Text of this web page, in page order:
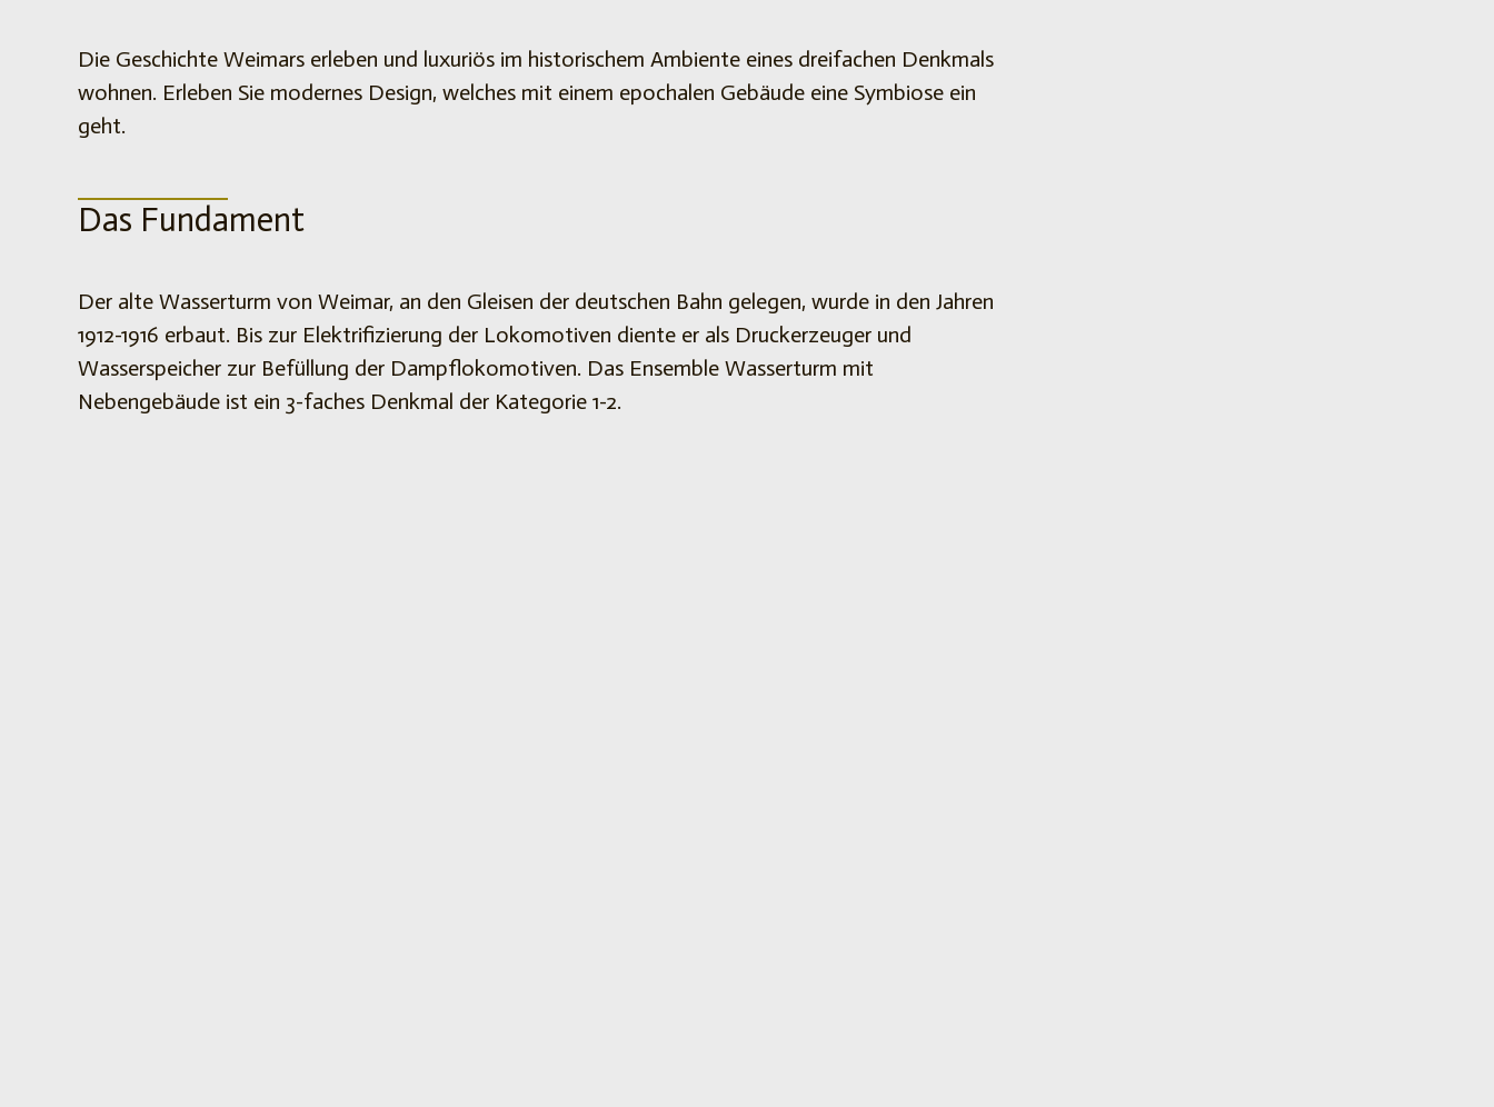
Die Geschichte Weimars erleben und luxuriös im historischem Ambiente eines dreifachen Denkmals
wohnen. Erleben Sie modernes Design, welches mit einem epochalen Gebäude eine Symbiose ein
geht.
Das Fundament
Der alte Wasserturm von Weimar, an den Gleisen der deutschen Bahn gelegen, wurde in den Jahren
1912-1916 erbaut. Bis zur Elektrifizierung der Lokomotiven diente er als Druckerzeuger und
Wasserspeicher zur Befüllung der Dampflokomotiven. Das Ensemble Wasserturm mit
Nebengebäude ist ein 3-faches Denkmal der Kategorie 1-2.